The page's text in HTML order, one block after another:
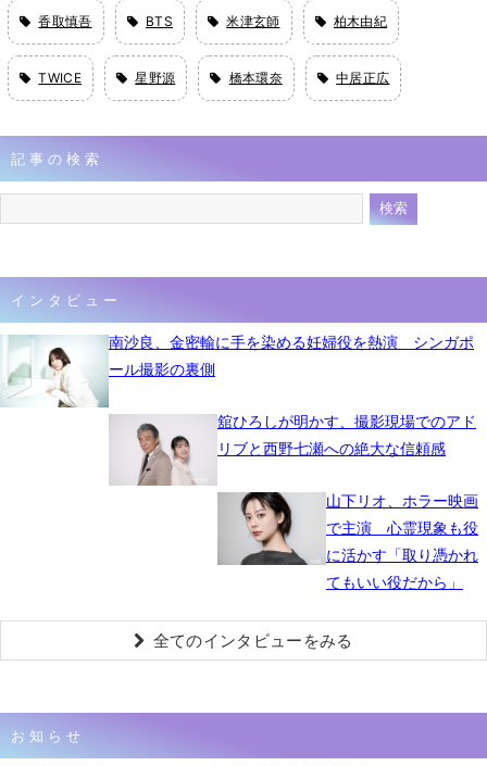
香取慎吾 BTS 米津玄師 柏木由紀
TWICE 星野源 橋本環奈 中居正広
記事の検索
インタビュー
南沙良、金密輸に手を染める妊婦役を熱演 シンガポ
ール撮影の裏側
舘ひろしが明かす、撮影現場でのアド
リブと西野七瀬への絶大な信頼感
山下リオ、ホラー映画
で主演 心霊現象も役
に活かす「取り憑かれ
てもいい役だから」
全てのインタビューをみる
お知らせ